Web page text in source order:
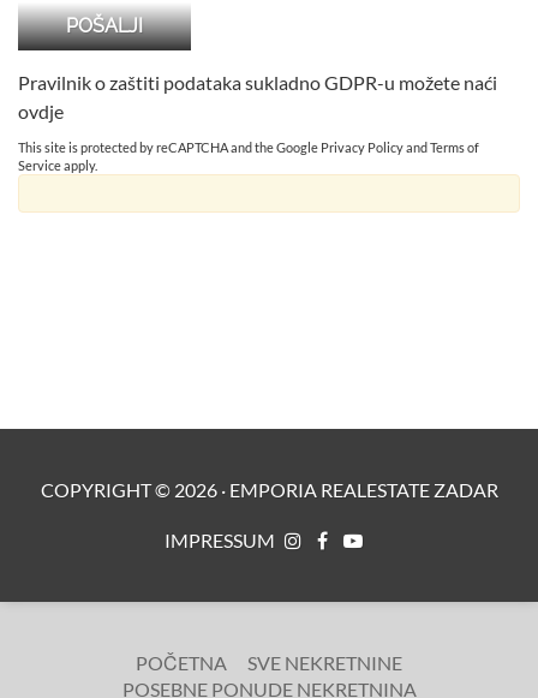
Pravilnik o zaštiti podataka sukladno GDPR-u možete naći
ovdje
This site is protected by reCAPTCHA and the Google Privacy PolicyandTerms of
Serviceapply.
COPYRIGHT © 2026· EMPORIA REALESTATE ZADAR
IMPRESSUM
POČETNA
SVE NEKRETNINE
POSEBNE PONUDE NEKRETNINA